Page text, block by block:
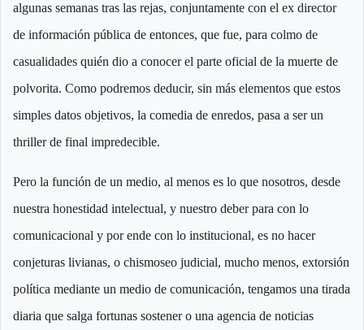
algunas semanas tras las rejas, conjuntamente con el ex director
de información pública de entonces, que fue, para colmo de
casualidades quién dio a conocer el parte oficial de la muerte de
polvorita. Como podremos deducir, sin más elementos que estos
simples datos objetivos, la comedia de enredos, pasa a ser un
thriller de final impredecible.
Pero la función de un medio, al menos es lo que nosotros, desde
nuestra honestidad intelectual, y nuestro deber para con lo
comunicacional y por ende con lo institucional, es no hacer
conjeturas livianas, o chismoseo judicial, mucho menos, extorsión
política mediante un medio de comunicación, tengamos una tirada
diaria que salga fortunas sostener o una agencia de noticias